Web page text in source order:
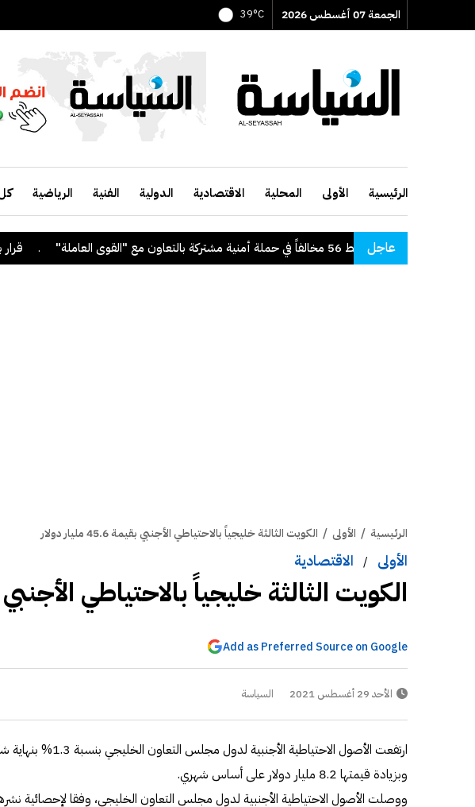
الجمعة 07 أغسطس 2026 39°C
الرئيسية الأولى المحلية الاقتصادية الدولية الفنية الرياضية كل
عاجل
"الداخلية": ضبط 56 مخالفاً في حملة أمنية مشتركة بالتعاون مع "القوى العاملة" . قرار بفقد
الرئيسية / الأولى / الكويت الثالثة خليجياً بالاحتياطي الأجنبي بقيمة 45.6 مليار دولار
الأولى / الاقتصادية
الكويت الثالثة خليجياً بالاحتياطي الأجنبي بقيمة 45.6
Add as Preferred Source on Google
الأحد 29 أغسطس 2021 السياسة
وبزيادة قيمتها 8.2 مليار دولار على أساس شهري.
ووصلت الأصول الاحتياطية الأجنبية لدول مجلس التعاون الخليجي، وفقا لإحصائية